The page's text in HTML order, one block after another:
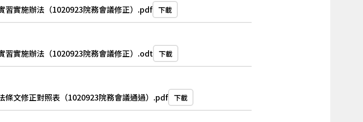
習實施辦法（1020923院務會議修正）.pdf 下載
習實施辦法（1020923院務會議修正）.odt 下載
條文修正對照表（1020923院務會議通過）.pdf 下載